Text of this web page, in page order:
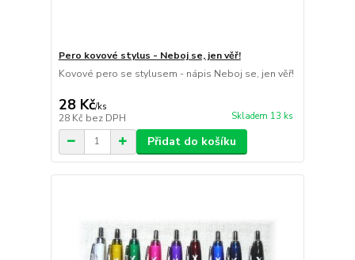
Pero kovové stylus - Neboj se, jen věř!
Kovové pero se stylusem - nápis Neboj se, jen věř!
28 Kč/ks
28 Kč bez DPH Skladem 13 ks
Přidat do košíku